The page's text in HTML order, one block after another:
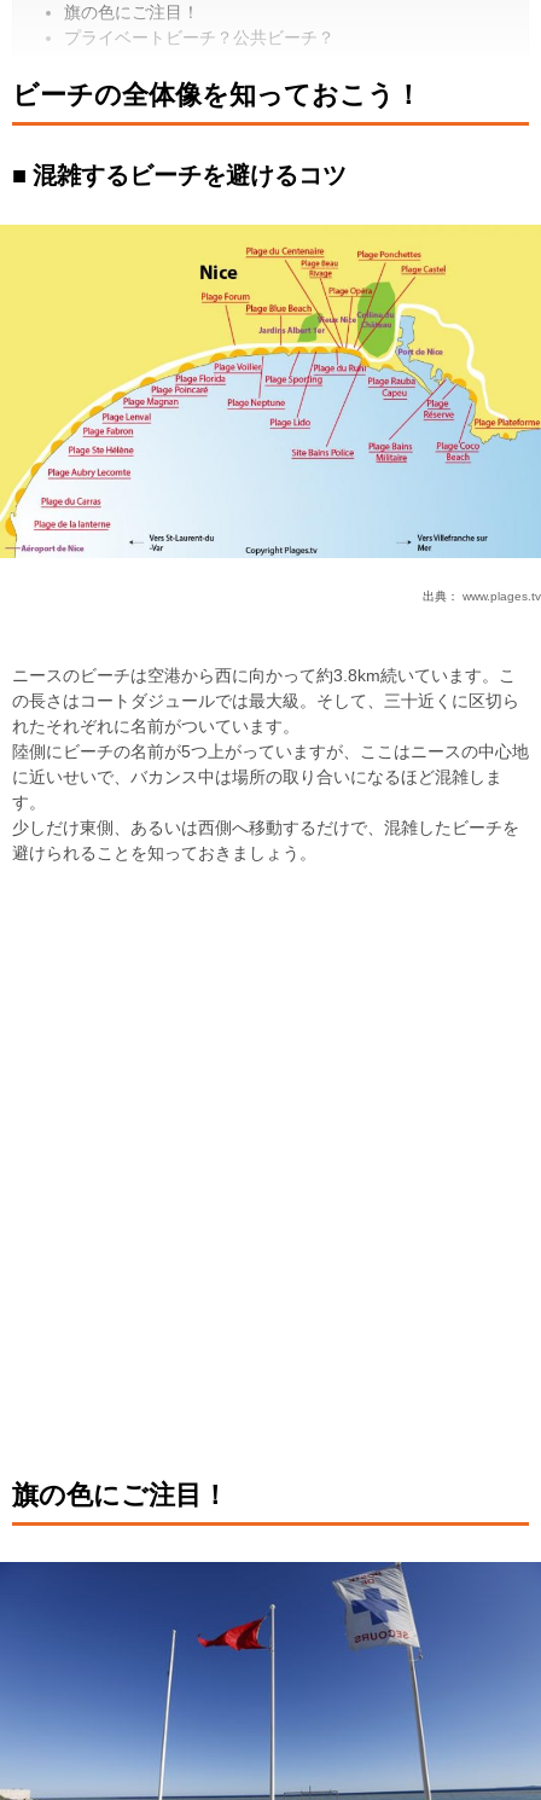
旗の色にご注目！
プライベートビーチ？公共ビーチ？
ビーチの全体像を知っておこう！
混雑するビーチを避けるコツ
出典： www.plages.tv
ニースのビーチは空港から西に向かって約3.8km続いています。こ
の長さはコートダジュールでは最大級。そして、三十近くに区切ら
れたそれぞれに名前がついています。
陸側にビーチの名前が5つ上がっていますが、ここはニースの中心地
に近いせいで、バカンス中は場所の取り合いになるほど混雑しま
す。
少しだけ東側、あるいは西側へ移動するだけで、混雑したビーチを
避けられることを知っておきましょう。
旗の色にご注目！